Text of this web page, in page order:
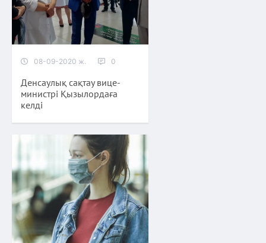
08-09-2020 ж. 0
Денсаулық сақтау вице-
министрі Қызылордаға
келді